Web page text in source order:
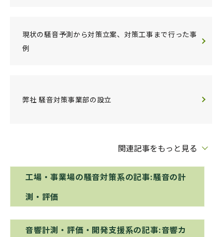
現状の騒音予測から対策立案、対策工事まで行った事
例
弊社 騒音対策事業部の設立
関連記事をもっと見る
工場・事業場の騒音対策系の記事:騒音の計
測・評価
音響計測・評価・開発支援系の記事:音響カ